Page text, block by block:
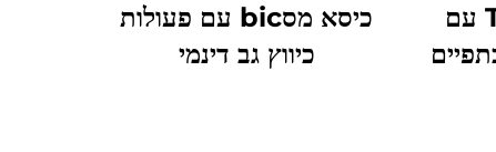
כיסא מס篦ה בצורת T עם
כיסא מסbic עם פעולות
כיווץ גב דינמי